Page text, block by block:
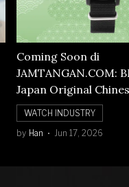
Coming Soon di
JAMTANGAN.COM:
Japan Original
Numerals Watch
WATCH INDUSTRY
by Han Jun 17, 2026